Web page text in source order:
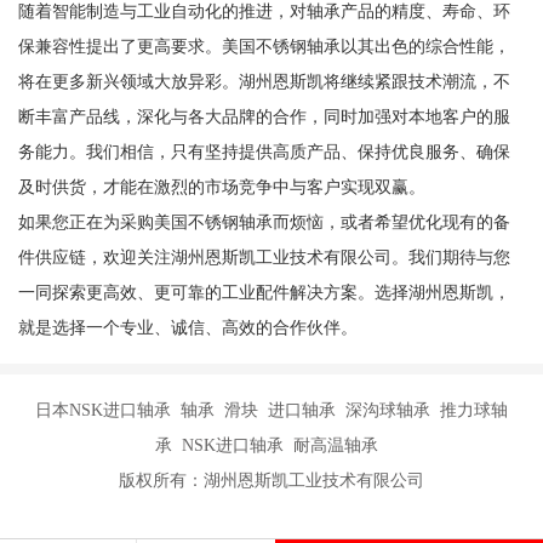
随着智能制造与工业自动化的推进，对轴承产品的精度、寿命、环
保兼容性提出了更高要求。美国不锈钢轴承以其出色的综合性能，
将在更多新兴领域大放异彩。湖州恩斯凯将继续紧跟技术潮流，不
断丰富产品线，深化与各大品牌的合作，同时加强对本地客户的服
务能力。我们相信，只有坚持提供高质产品、保持优良服务、确保
及时供货，才能在激烈的市场竞争中与客户实现双赢。
如果您正在为采购美国不锈钢轴承而烦恼，或者希望优化现有的备
件供应链，欢迎关注湖州恩斯凯工业技术有限公司。我们期待与您
一同探索更高效、更可靠的工业配件解决方案。选择湖州恩斯凯，
就是选择一个专业、诚信、高效的合作伙伴。
日本NSK进口轴承 轴承 滑块 进口轴承 深沟球轴承 推力球轴
承 NSK进口轴承 耐高温轴承
版权所有：湖州恩斯凯工业技术有限公司